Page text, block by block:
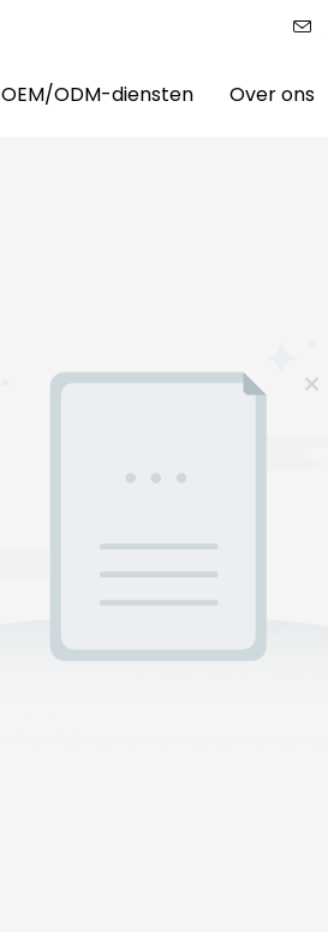
OEM/ODM-diensten Over ons